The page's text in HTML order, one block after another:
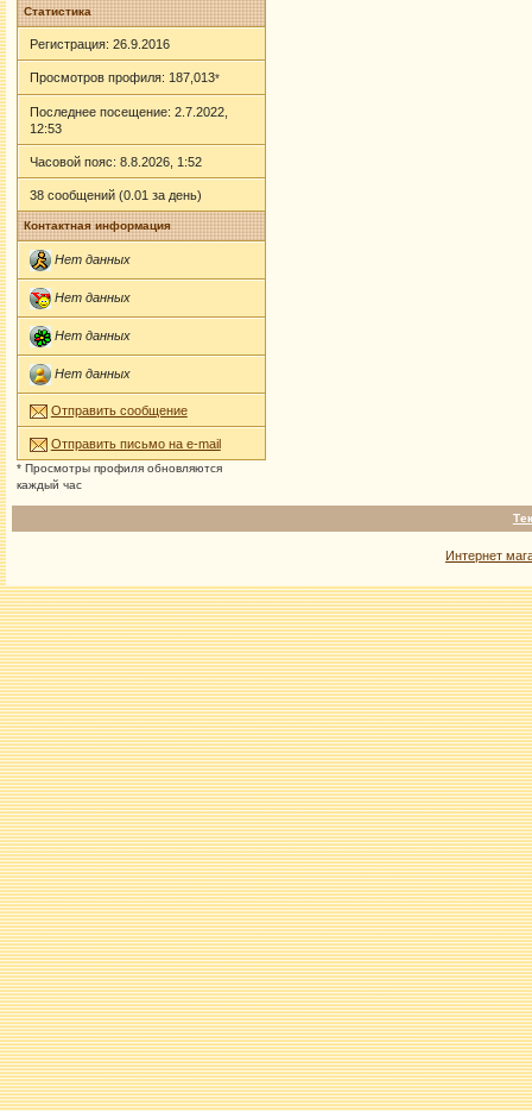
Статистика
Регистрация: 26.9.2016
Просмотров профиля: 187,013*
Последнее посещение: 2.7.2022,
12:53
Часовой пояс: 8.8.2026, 1:52
38 сообщений (0.01 за день)
Контактная информация
Нет данных
Нет данных
Нет данных
Нет данных
Отправить сообщение
Отправить письмо на e-mail
* Просмотры профиля обновляются
каждый час
Интернет